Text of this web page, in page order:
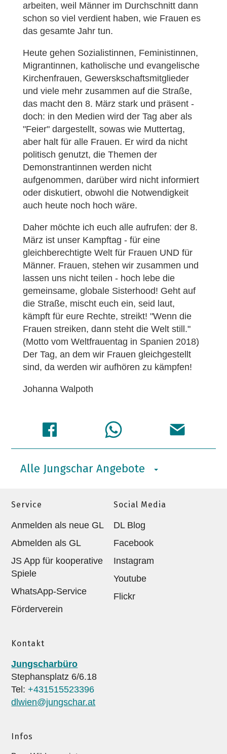
arbeiten, weil Männer im Durchschnitt dann
schon so viel verdient haben, wie Frauen es
das gesamte Jahr tun.
Heute gehen Sozialistinnen, Feministinnen,
Migrantinnen, katholische und evangelische
Kirchenfrauen, Gewerskschaftsmitglieder
und viele mehr zusammen auf die Straße,
das macht den 8. März stark und präsent -
doch: in den Medien wird der Tag aber als
"Feier" dargestellt, sowas wie Muttertag,
aber halt für alle Frauen. Er wird da nicht
politisch genutzt, die Themen der
Demonstrantinnen werden nicht
aufgenommen, darüber wird nicht informiert
oder diskutiert, obwohl die Notwendigkeit
auch heute noch hoch wäre.
Daher möchte ich euch alle aufrufen: der 8.
März ist unser Kampftag - für eine
gleichberechtigte Welt für Frauen UND für
Männer. Frauen, stehen wir zusammen und
lassen uns nicht teilen - hoch lebe die
gemeinsame, globale Sisterhood! Geht auf
die Straße, mischt euch ein, seid laut,
kämpft für eure Rechte, streikt! "Wenn die
Frauen streiken, dann steht die Welt still."
(Motto vom Weltfrauentag in Spanien 2018)
Der Tag, an dem wir Frauen gleichgestellt
sind, da werden wir aufhören zu kämpfen!
Johanna Walpoth
Alle Jungschar Angebote
Service
Anmelden als neue GL
Abmelden als GL
JS App für kooperative
Spiele
WhatsApp-Service
Förderverein
Social Media
DL Blog
Facebook
Instagram
Youtube
Flickr
Kontakt
Jungscharbüro
Stephansplatz 6/6.18
Tel:+431515523396
dlwien@jungschar.at
Infos